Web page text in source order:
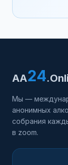
AA24
Мы —
анонимных
собрания
в zoom.